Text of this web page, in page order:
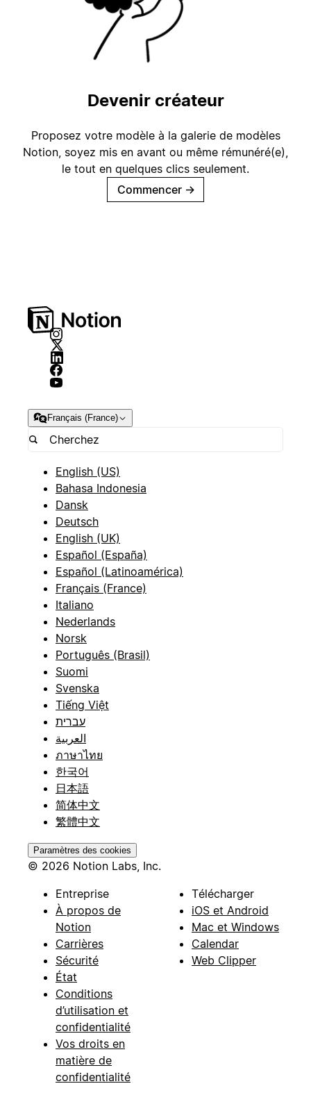
Devenir créateur
Proposez votre modèle à la galerie de modèles
Notion, soyez mis en avant ou même rémunéré(e),
le tout en quelques clics seulement.
Commencer →
Français (France)
English (US)
Bahasa Indonesia
Dansk
Deutsch
English (UK)
Español (España)
Español (Latinoamérica)
Français (France)
Italiano
Nederlands
Norsk
Português (Brasil)
Suomi
Svenska
Tiếng Việt
עברית
العربية
ภาษาไทย
한국어
日本語
简体中文
繁體中文
Paramètres des cookies
© 2026 Notion Labs, Inc.
Entreprise
À propos de
Notion
Carrières
Sécurité
État
Conditions
d’utilisation et
confidentialité
Vos droits en
matière de
confidentialité
Télécharger
iOS et Android
Mac et Windows
Calendar
Web Clipper